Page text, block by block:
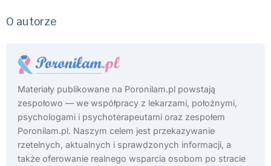
O autorze
Materiały publikowane na Poronilam.pl powstają
zespołowo — we współpracy z lekarzami, położnymi,
psychologami i psychoterapeutami oraz zespołem
Poronilam.pl. Naszym celem jest przekazywanie
rzetelnych, aktualnych i sprawdzonych informacji, a
także oferowanie realnego wsparcia osobom po stracie